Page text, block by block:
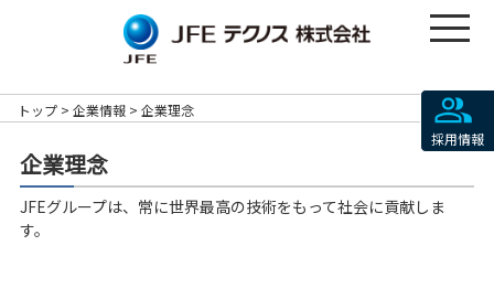
トップ 企業情報 企業理念
企業理念
JFEグループは、常に世界最高の技術をもって社会に貢献しま
す。
採用情報